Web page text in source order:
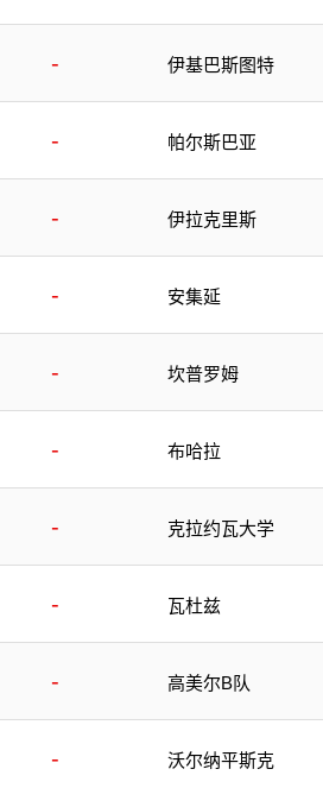
- 伊基巴斯图特
- 帕尔斯巴亚
- 伊拉克里斯
- 安集延
- 坎普罗姆
- 布哈拉
- 克拉约瓦大学
- 瓦杜兹
- 高美尔B队
- 沃尔纳平斯克